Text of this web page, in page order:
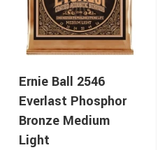
Ernie Ball 2546
Everlast Phosphor
Bronze Medium
Light